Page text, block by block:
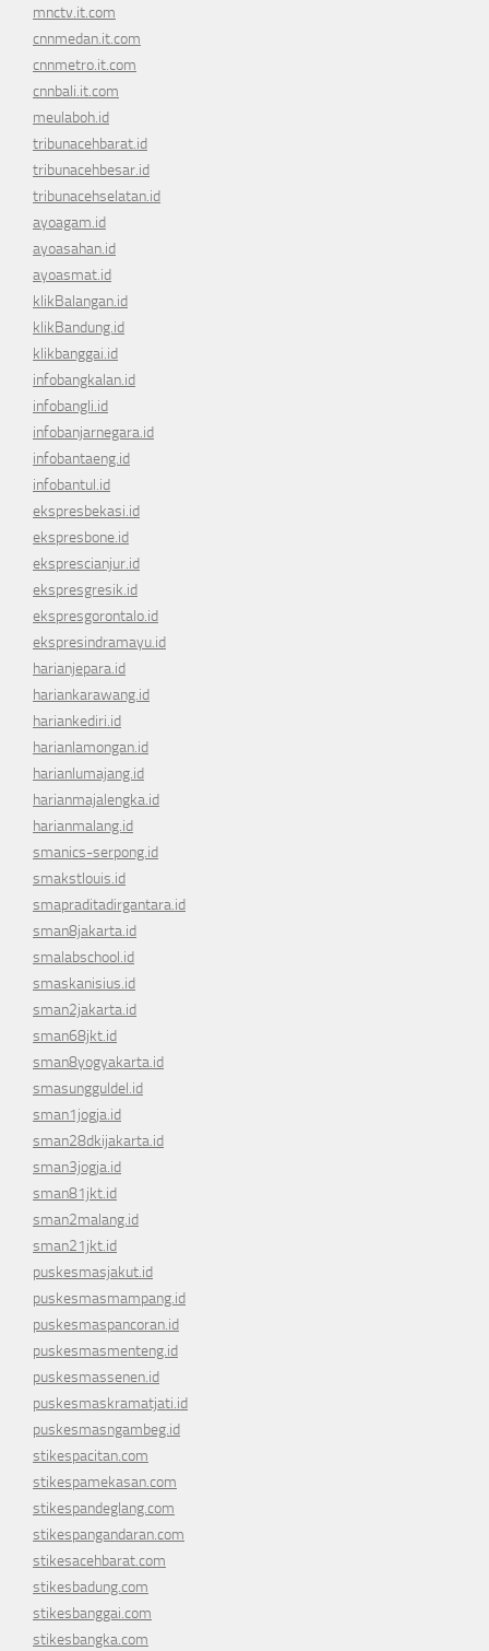
mnctv.it.com
cnnmedan.it.com
cnnmetro.it.com
cnnbali.it.com
meulaboh.id
tribunacehbarat.id
tribunacehbesar.id
tribunacehselatan.id
ayoagam.id
ayoasahan.id
ayoasmat.id
klikBalangan.id
klikBandung.id
klikbanggai.id
infobangkalan.id
infobangli.id
infobanjarnegara.id
infobantaeng.id
infobantul.id
ekspresbekasi.id
ekspresbone.id
eksprescianjur.id
ekspresgresik.id
ekspresgorontalo.id
ekspresindramayu.id
harianjepara.id
hariankarawang.id
hariankediri.id
harianlamongan.id
harianlumajang.id
harianmajalengka.id
harianmalang.id
smanics-serpong.id
smakstlouis.id
smapraditadirgantara.id
sman8jakarta.id
smalabschool.id
smaskanisius.id
sman2jakarta.id
sman68jkt.id
sman8yogyakarta.id
smasungguldel.id
sman1jogja.id
sman28dkijakarta.id
sman3jogja.id
sman81jkt.id
sman2malang.id
sman21jkt.id
puskesmasjakut.id
puskesmasmampang.id
puskesmaspancoran.id
puskesmasmenteng.id
puskesmassenen.id
puskesmaskramatjati.id
puskesmasngambeg.id
stikespacitan.com
stikespamekasan.com
stikespandeglang.com
stikespangandaran.com
stikesacehbarat.com
stikesbadung.com
stikesbanggai.com
stikesbangka.com